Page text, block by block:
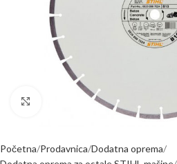
Kliknite za uvećanje
Početna Prodavnica Dodatna oprema